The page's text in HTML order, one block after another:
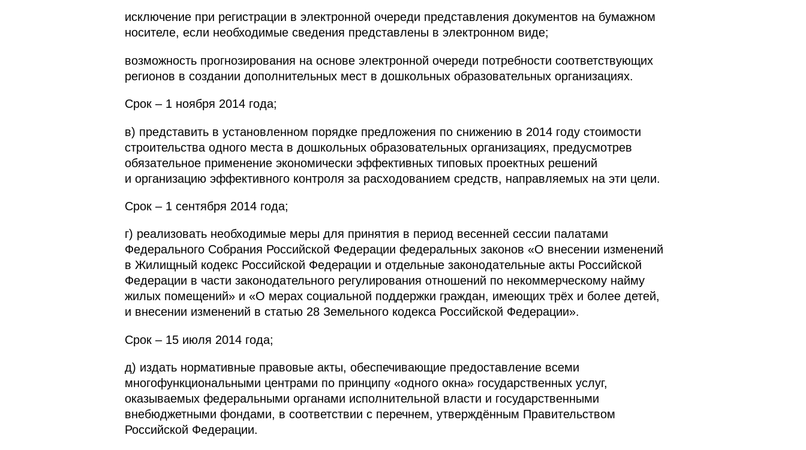
исключение при регистрации в электронной очереди представления документов на бумажном
носителе, если необходимые сведения представлены в электронном виде;
возможность прогнозирования на основе электронной очереди потребности соответствующих
регионов в создании дополнительных мест в дошкольных образовательных организациях.
Срок – 1 ноября 2014 года;
в) представить в установленном порядке предложения по снижению в 2014 году стоимости
строительства одного места в дошкольных образовательных организациях, предусмотрев
обязательное применение экономически эффективных типовых проектных решений
и организацию эффективного контроля за расходованием средств, направляемых на эти цели.
Срок – 1 сентября 2014 года;
г) реализовать необходимые меры для принятия в период весенней сессии палатами
Федерального Собрания Российской Федерации федеральных законов «О внесении изменений
в Жилищный кодекс Российской Федерации и отдельные законодательные акты Российской
Федерации в части законодательного регулирования отношений по некоммерческому найму
жилых помещений» и «О мерах социальной поддержки граждан, имеющих трёх и более детей,
и внесении изменений в статью 28 Земельного кодекса Российской Федерации».
Срок – 15 июля 2014 года;
д) издать нормативные правовые акты, обеспечивающие предоставление всеми
многофункциональными центрами по принципу «одного окна» государственных услуг,
оказываемых федеральными органами исполнительной власти и государственными
внебюджетными фондами, в соответствии с перечнем, утверждённым Правительством
Российской Федерации.